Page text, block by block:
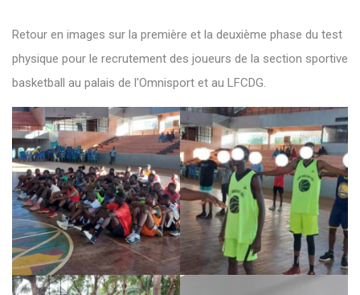
Retour en images sur la première et la deuxième phase du test
physique pour le recrutement des joueurs de la section sportive
basketball au palais de l'Omnisport et au LFCDG.